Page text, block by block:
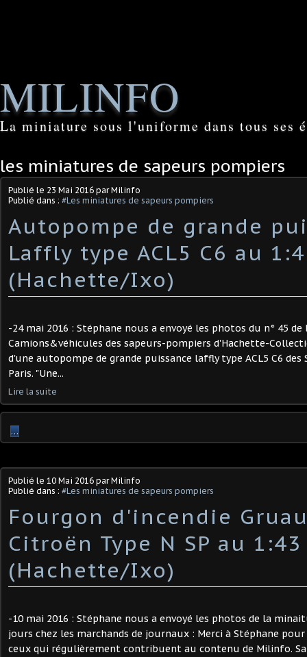
MILINFO
La miniature sous l'uniforme dans tous ses
les miniatures de sapeurs pompiers
Publié le 23 Mai 2016 par Milinfo
Publié dans : #Les miniatures de sapeurs pompiers
Autopompe de grande
Laffly type ACL5 C6 au
(Hachette/Ixo)
-24 mai 2016 : Stéphane nous a envoyé les photos du n° 45
Camions&véhicules des sapeurs-pompiers d'Hachette-
d'une autopompe de grande puissance laffly type ACL5 C6 des
Paris. "Une...
Lire la suite
…
Publié le 10 Mai 2016 par Milinfo
Publié dans : #Les miniatures de sapeurs pompiers
Fourgon d'incendie
Citroën Type N SP au 1:43
(Hachette/Ixo)
-10 mai 2016 : Stéphane nous a envoyé les photos de la
jours chez les marchands de journaux : Merci à Stéphane
ceux qui régulièrement contribuent au contenu de Milinfo.